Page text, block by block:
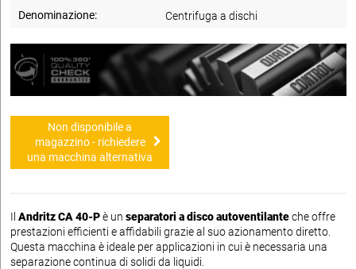
Denominazione:
Centrifuga a dischi
Non disponibile a
magazzino - richiedere
una macchina alternativa
Il Andritz CA 40-Pè un separatori a disco autoventilanteche offre
prestazioni efficienti e affidabili grazie al suo azionamento diretto.
Questa macchina è ideale per applicazioni in cui è necessaria una
separazione continua di solidi da liquidi.